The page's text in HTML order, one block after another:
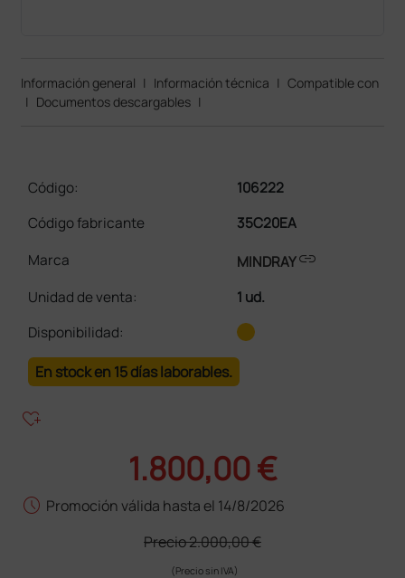
Información general | Información técnica | Compatible con
| Documentos descargables |
Código:
106222
Código fabricante
35C20EA
Marca
MINDRAYlink
Unidad de venta:
1 ud.
Disponibilidad:
En stock en 15 días laborables.
heart_plus
1.800,00 €
schedule Promoción válida hasta el 14/8/2026
Precio2.000,00 €
(Precio sin IVA)